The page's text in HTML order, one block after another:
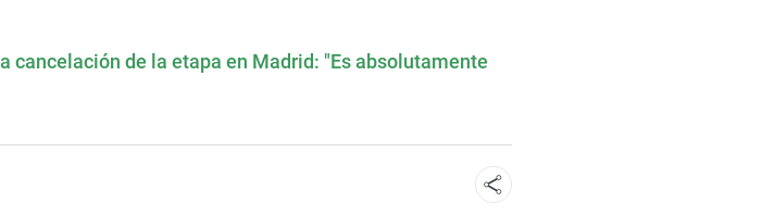
cancelación de la etapa en Madrid: "Es absolutamente